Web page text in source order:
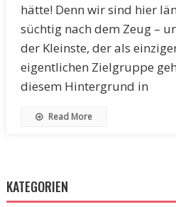
hätte! Denn wir sind hier
süchtig nach dem Zeug –
der Kleinste, der als
eigentlichen Zielgruppe
diesem Hintergrund in
Read More
KATEGORIEN